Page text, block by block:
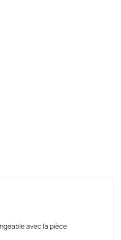
avec la pièce